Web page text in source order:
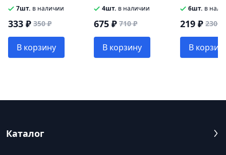
градусов
7шт. в наличии
333 ₽ 350 ₽
В корзину
синий
4шт. в наличии
675 ₽ 710 ₽
В корзину
6шт. в
219 ₽ 230 ₽
В
Каталог